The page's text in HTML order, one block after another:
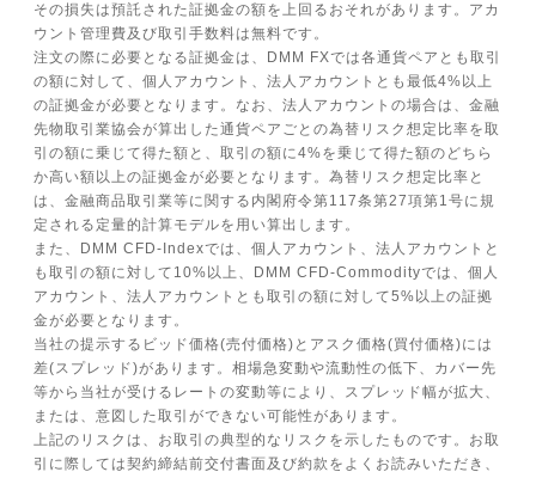
その損失は預託された証拠金の額を上回るおそれがあります。アカ
ウント管理費及び取引手数料は無料です。
注文の際に必要となる証拠金は、DMM FXでは各通貨ペアとも取引
の額に対して、個人アカウント、法人アカウントとも最低4%以上
の証拠金が必要となります。なお、法人アカウントの場合は、金融
先物取引業協会が算出した通貨ペアごとの為替リスク想定比率を取
引の額に乗じて得た額と、取引の額に4%を乗じて得た額のどちら
か高い額以上の証拠金が必要となります。為替リスク想定比率と
は、金融商品取引業等に関する内閣府令第117条第27項第1号に規
定される定量的計算モデルを用い算出します。
また、DMM CFD-Indexでは、個人アカウント、法人アカウントと
も取引の額に対して10%以上、DMM CFD-Commodityでは、個人
アカウント、法人アカウントとも取引の額に対して5%以上の証拠
金が必要となります。
当社の提示するビッド価格(売付価格)とアスク価格(買付価格)には
差(スプレッド)があります。相場急変動や流動性の低下、カバー先
等から当社が受けるレートの変動等により、スプレッド幅が拡大、
または、意図した取引ができない可能性があります。
上記のリスクは、お取引の典型的なリスクを示したものです。お取
引に際しては契約締結前交付書面及び約款をよくお読みいただき、